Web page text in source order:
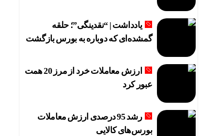
یادداشت | “نقدینگی”؛ حلقه
گمشده‌ای که دوباره به بورس بازگشت
ارزش معاملات خرد از مرز 20 همت
عبور کرد
رشد 95 درصدی ارزش معاملات
بورس‌های کالایی